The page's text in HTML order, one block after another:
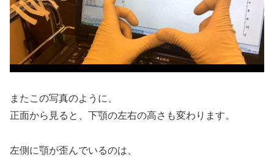
またこの写真のように、
正面から見ると、下顎の左右の高さも変わります。
左側に顎が歪んでいるのは、